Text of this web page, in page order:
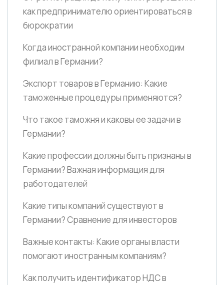
как предпринимателю ориентироваться в
бюрократии
Когда иностранной компании необходим
филиал в Германии?
Экспорт товаров в Германию: Какие
таможенные процедуры применяются?
Что такое таможня и каковы ее задачи в
Германии?
Какие профессии должны быть признаны в
Германии? Важная информация для
работодателей
Какие типы компаний существуют в
Германии? Сравнение для инвесторов
Важные контакты: Какие органы власти
помогают иностранным компаниям?
Как получить идентификатор НДС в